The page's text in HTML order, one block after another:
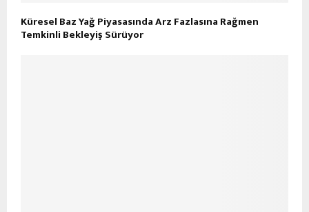
Küresel Baz Yağ Piyasasında Arz Fazlasına Rağmen
Temkinli Bekleyiş Sürüyor